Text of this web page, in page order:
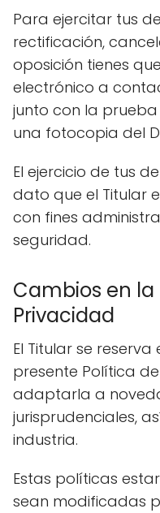
Para ejercitar tus
rectificación,
oposición tienes
electrónico a
junto con la
una fotocopia del
El ejercicio de tus
dato que el Titular
con fines
seguridad.
Cambios en la
Privacidad
El Titular se
presente Política
adaptarla a
jurisprudenciales,
industria.
Estas políticas
sean modificadas